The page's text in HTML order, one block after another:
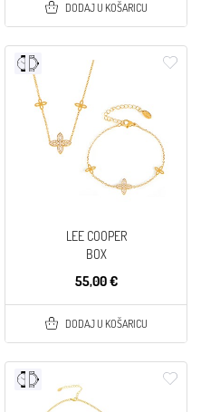
DODAJ U KOŠARICU
LEE COOPER
BOX
55,00 €
DODAJ U KOŠARICU